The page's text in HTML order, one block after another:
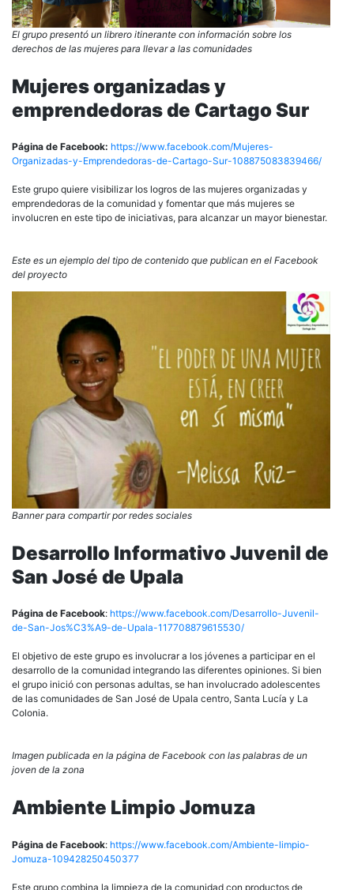
El grupo presentó un librero itinerante con información sobre los
derechos de las mujeres para llevar a las comunidades
Mujeres organizadas y
emprendedoras de Cartago Sur
Página de Facebook: https://www.facebook.com/Mujeres-
Organizadas-y-Emprendedoras-de-Cartago-Sur-108875083839466/
Este grupo quiere visibilizar los logros de las mujeres organizadas y
emprendedoras de la comunidad y fomentar que más mujeres se
involucren en este tipo de iniciativas, para alcanzar un mayor bienestar.
Este es un ejemplo del tipo de contenido que publican en el Facebook
del proyecto
Banner para compartir por redes sociales
Desarrollo Informativo Juvenil de
San José de Upala
Página de Facebook: https://www.facebook.com/Desarrollo-Juvenil-
de-San-Jos%C3%A9-de-Upala-117708879615530/
El objetivo de este grupo es involucrar a los jóvenes a participar en el
desarrollo de la comunidad integrando las diferentes opiniones. Si bien
el grupo inició con personas adultas, se han involucrado adolescentes
de las comunidades de San José de Upala centro, Santa Lucía y La
Colonia.
Imagen publicada en la página de Facebook con las palabras de un
joven de la zona
Ambiente Limpio Jomuza
Página de Facebook: https://www.facebook.com/Ambiente-limpio-
Jomuza-109428250450377
Este grupo combina la limpieza de la comunidad con productos de